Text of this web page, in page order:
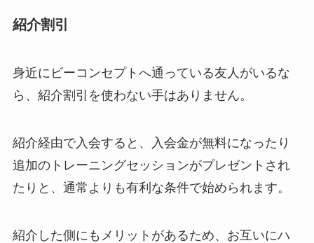
紹介割引
身近にビーコンセプトへ通っている友人がいるな
ら、紹介割引を使わない手はありません。
紹介経由で入会すると、入会金が無料になったり
追加のトレーニングセッションがプレゼントされ
たりと、通常よりも有利な条件で始められます。
紹介した側にもメリットがあるため、お互いにハ